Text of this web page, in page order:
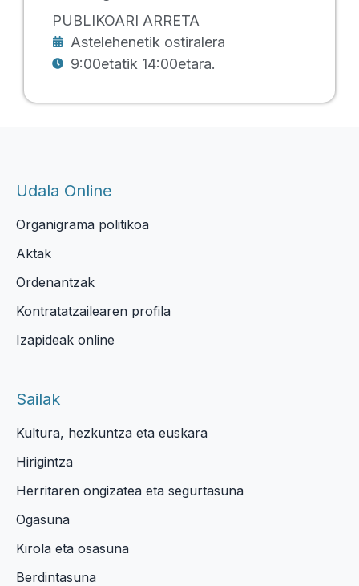
PUBLIKOARI ARRETA
Astelehenetik ostiralera
9:00etatik 14:00etara.
Udala Online
Organigrama politikoa
Aktak
Ordenantzak
Kontratatzailearen profila
Izapideak online
Sailak
Kultura, hezkuntza eta euskara
Hirigintza
Herritaren ongizatea eta segurtasuna
Ogasuna
Kirola eta osasuna
Berdintasuna